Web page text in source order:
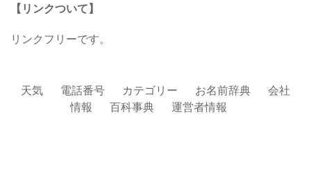
【リンクついて】
リンクフリーです。
天気 電話番号 カテゴリー お名前辞典
会社
情報
百科事典 運営者情報